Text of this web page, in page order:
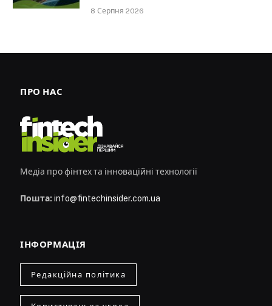
8 Серпня 2026
ПРО НАС
Медіа про фінтех та інноваційні технології
Пошта: info@fintechinsider.com.ua
ІНФОРМАЦІЯ
Редакційна політика